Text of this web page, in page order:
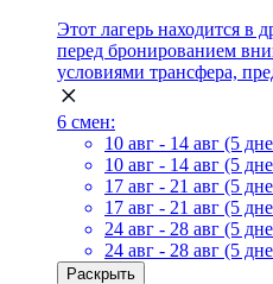
Этот лагерь находится в
перед бронированием
условиями трансфера,
6 смен:
10 авг - 14 авг (5
10 авг - 14 авг (5
17 авг - 21 авг (5
17 авг - 21 авг (5
24 авг - 28 авг (5
24 авг - 28 авг (5
Раскрыть